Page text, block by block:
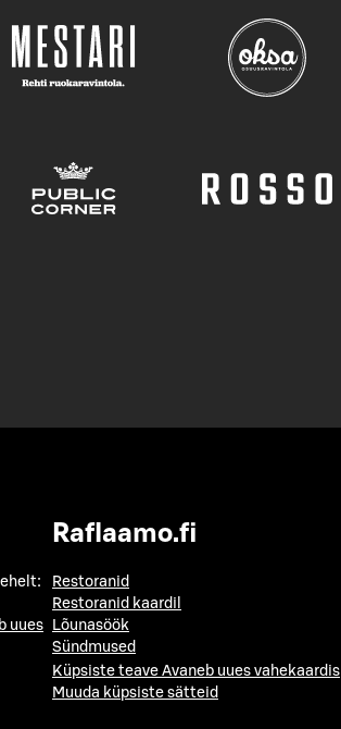
uues
Raflaamo.fi
Restoranid
Restoranid kaardil
Lõunasöök
Sündmused
Küpsiste teave Avaneb uues vahekaardis
Muuda küpsiste sätteid